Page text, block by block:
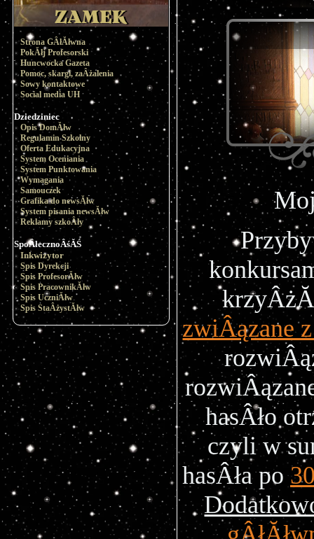
Strona GÂłĂłwna
PokĂłj Profesorski
Huncwocka Gazeta
Pomoc, skargi, zaÂżalenia
Sowy kontaktowe
Social media UH
Dziedziniec
Opis DomĂłw
Regulamin Szkolny
Oferta Edukacyjna
System Oceniania
System Punktowania
Wymagania
Samouczek
Grafika do newsĂłw
System pisania newsĂłw
Reklamy szkoÂły
SpoÂłecznoÂśĂŚ
Inkwizytor
Spis Dyrekcji
Spis ProfesorĂłw
Spis PracownikĂłw
Spis UczniĂłw
Spis StaÂżystĂłw
zwiÂązane
hasÂło
czyli w
hasÂła po